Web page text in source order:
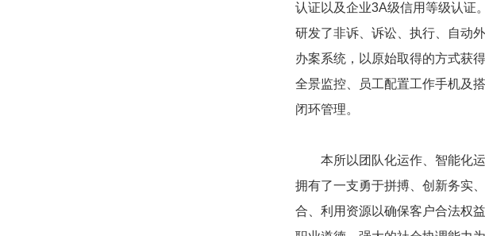
认证以及企业3A级信用等级认证
研发了非诉、诉讼、执行、自动
办案系统，以原始取得的方式获
全景监控、员工配置工作手机及
闭环管理。
本所以团队化运作、智能化
拥有了一支勇于拼搏、创新务实
合、利用资源以确保客户合法权